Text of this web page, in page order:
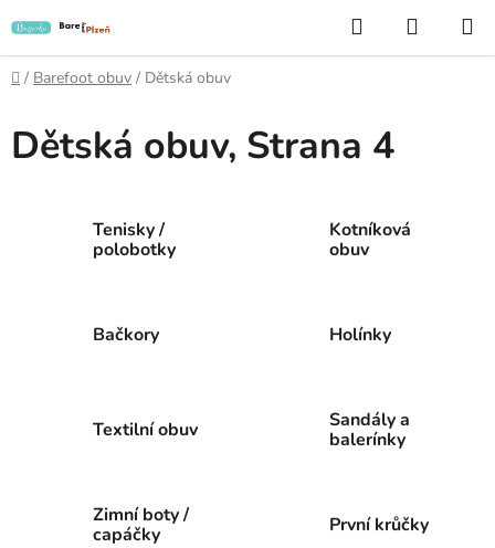
na
obsah
Hledat
KOŠÍK
Domů
/ Barefoot obuv / Dětská obuv
Dětská obuv, Strana 4
Tenisky /
polobotky
Kotníková
obuv
Bačkory Holínky
Textilní obuv
Sandály a
balerínky
Zimní boty /
capáčky
První krůčky